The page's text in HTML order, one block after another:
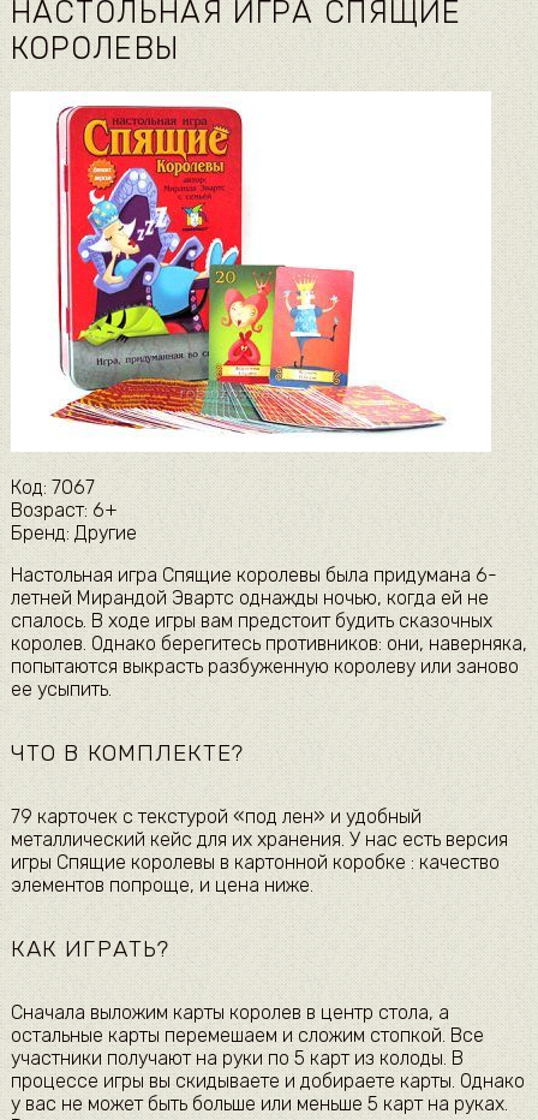
НАСТОЛЬНАЯ ИГРА СПЯЩИЕ
КОРОЛЕВЫ
Код: 7067
Возраст: 6+
Бренд: Другие
Настольная игра Спящие королевы была придумана 6-
летней Мирандой Эвартс однажды ночью, когда ей не
спалось. В ходе игры вам предстоит будить сказочных
королев. Однако берегитесь противников: они, наверняка,
попытаются выкрасть разбуженную королеву или заново
ее усыпить.
ЧТО В КОМПЛЕКТЕ?
79 карточек с текстурой «под лен» и удобный
металлический кейс для их хранения. У нас есть версия
игры Спящие королевы в картонной коробке : качество
элементов попроще, и цена ниже.
КАК ИГРАТЬ?
Сначала выложим карты королев в центр стола, а
остальные карты перемешаем и сложим стопкой. Все
участники получают на руки по 5 карт из колоды. В
процессе игры вы скидываете и добираете карты. Однако
у вас не может быть больше или меньше 5 карт на руках.